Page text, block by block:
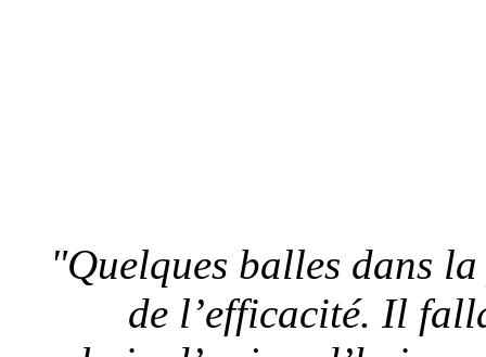
"Quelques balles dans
de l’efficacité. Il